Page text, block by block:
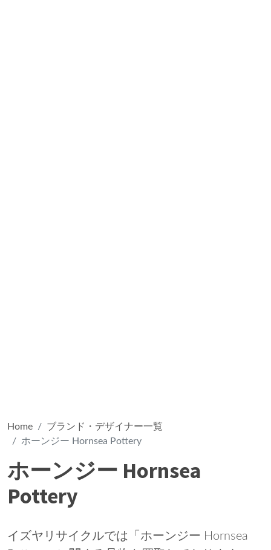
Home
ブランド・デザイナー一覧
ホーンジー Hornsea Pottery
ホーンジー Hornsea
Pottery
イズヤリサイクルでは「ホーンジー Hornsea